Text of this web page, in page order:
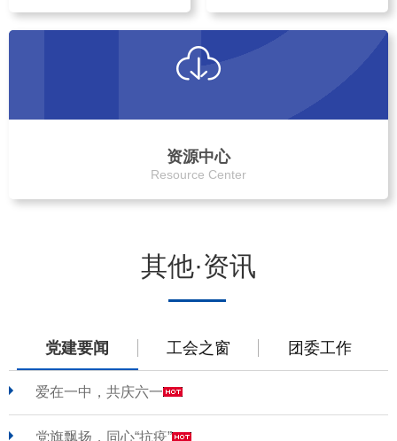
资源中心
Resource Center
其他·资讯
党建要闻 工会之窗 团委工作
爱在一中，共庆六一
党旗飘扬，同心“抗疫”